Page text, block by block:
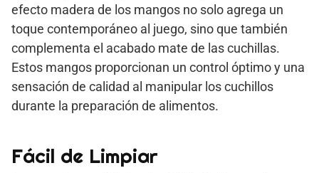
efecto madera de los mangos no solo agrega un
toque contemporáneo al juego, sino que también
complementa el acabado mate de las cuchillas.
Estos mangos proporcionan un control óptimo y una
sensación de calidad al manipular los cuchillos
durante la preparación de alimentos.
Fácil de Limpiar